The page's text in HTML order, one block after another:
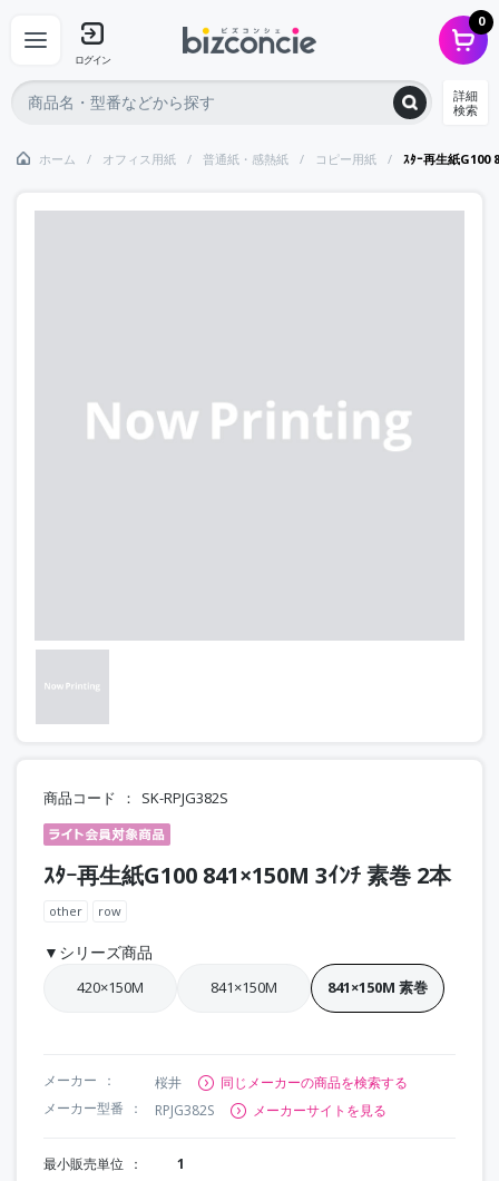
ログイン
0
詳細
検索
ホーム オフィス用紙 普通紙・感熱紙 コピー用紙 ｽﾀｰ再生紙G100
商品コード SK-RPJG382S
ｽﾀｰ再生紙G100 841×150M 3ｲﾝﾁ 素巻 2本
other row
▼シリーズ商品
420×150M 841×150M 841×150M 素巻
メーカー 桜井
同じメーカーの商品を検索する
メーカー型番
RPJG382S メーカーサイトを見る
最小販売単位 1